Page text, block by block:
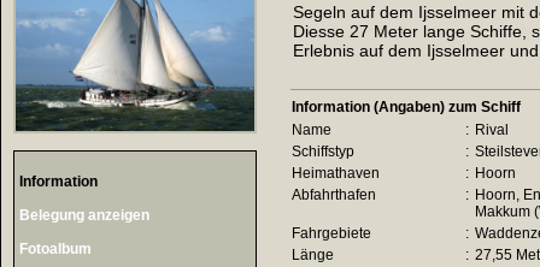
Information
Belegung anzeigen
Fotoalbum
Segeln auf dem Ijsselmeer mit
Diesse 27 Meter lange Schiffe,
Erlebnis auf dem Ijsselmeer
Information (Angaben) zum Schiff
Name
: Rival
Schiffstyp
:
Heimathaven
: Hoorn
Abfahrthafen
: Hoorn,
Makkum
Fahrgebiete
:
Länge
: 27,55